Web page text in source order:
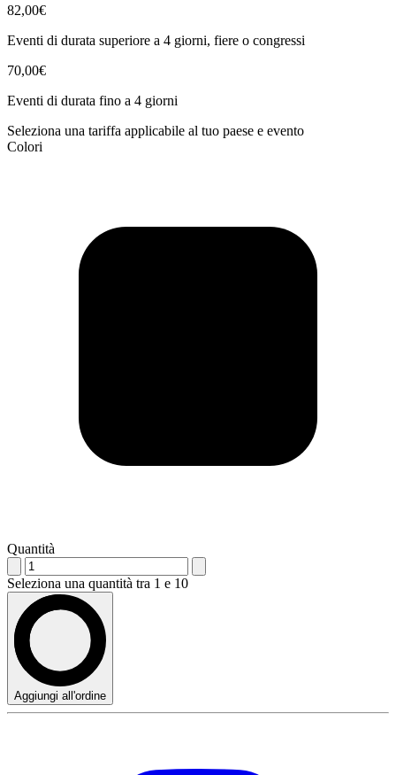
82,00€
Eventi di durata superiore a 4 giorni, fiere o congressi
70,00€
Eventi di durata fino a 4 giorni
Seleziona una tariffa applicabile al tuo paese e evento
Colori
Quantità
Seleziona una quantità tra 1 e 10
Aggiungi all'ordine